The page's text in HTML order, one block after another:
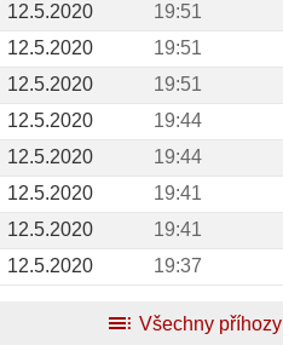
12.5.2020 19:51
12.5.2020
19:51
12.5.2020 19:51
12.5.2020
19:44
12.5.2020 19:44
12.5.2020
19:41
12.5.2020 19:41
12.5.2020
19:37
toc Všechny příhozy